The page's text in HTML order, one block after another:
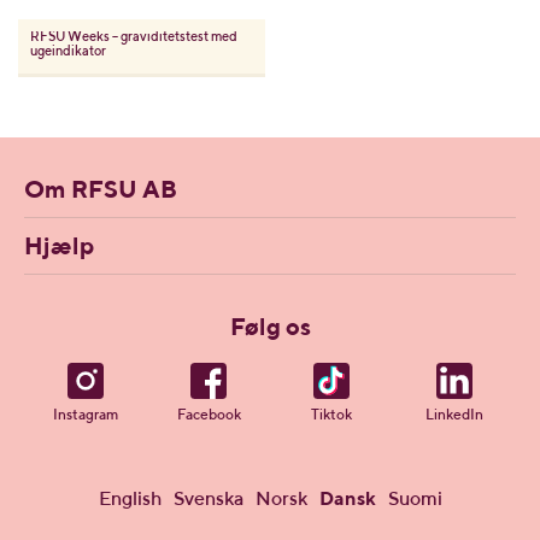
RFSU Weeks – graviditetstest med
ugeindikator
Om RFSU AB
Hjælp
Følg os
Instagram Facebook Tiktok LinkedIn
English Svenska Norsk Dansk Suomi